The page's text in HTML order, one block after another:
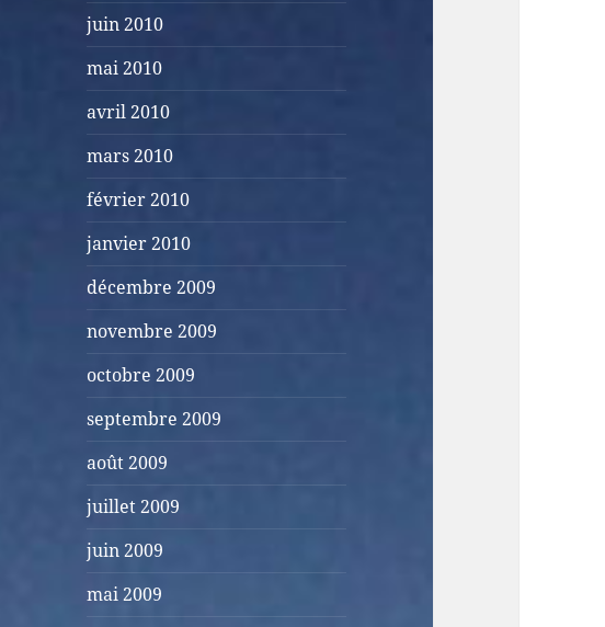
juin 2010
mai 2010
avril 2010
mars 2010
février 2010
janvier 2010
décembre 2009
novembre 2009
octobre 2009
septembre 2009
août 2009
juillet 2009
juin 2009
mai 2009